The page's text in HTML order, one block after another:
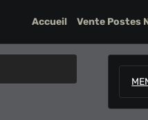
Accueil Vente Postes